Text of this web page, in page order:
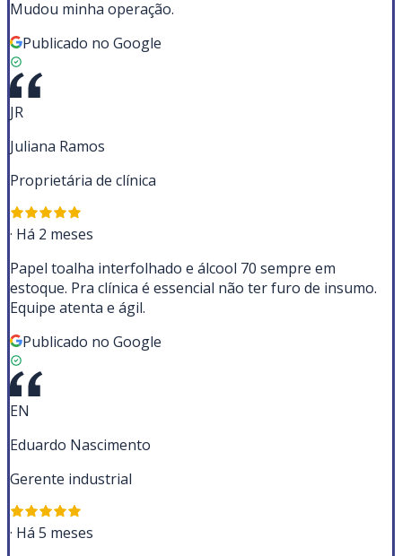
Mudou minha operação.
Publicado no Google
JR
Juliana Ramos
Proprietária de clínica
· Há 2 meses
Papel toalha interfolhado e álcool 70 sempre em
estoque. Pra clínica é essencial não ter furo de insumo.
Equipe atenta e ágil.
Publicado no Google
EN
Eduardo Nascimento
Gerente industrial
· Há 5 meses